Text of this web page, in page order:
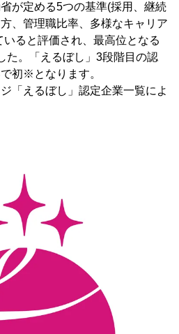
が定める5つの基準(採用、継続
、管理職比率、多様なキャリア
ると評価され、最高位となる
た。「えるぼし」3段階目の認
初※となります。
「えるぼし」認定企業一覧によ